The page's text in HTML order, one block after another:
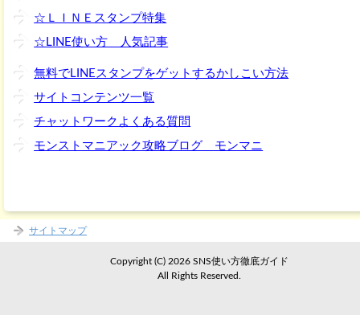
☆ＬＩＮＥスタンプ特集
☆LINE使い方 人気記事
無料でLINEスタンプをゲットするかしこい方法
サイトコンテンツ一覧
チャットワークよくある質問
モンストマニアック攻略ブログ モンマニ
サイトマップ
Copyright (C) 2026 SNS使い方徹底ガイド
All Rights Reserved.